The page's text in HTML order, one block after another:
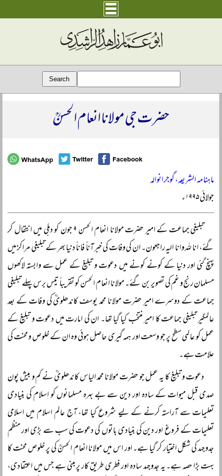
حضرت جی مولانا انعام الحسنؒ
ماہنامہ الشریعہ، گوجرانوالہ
جولائی ۱۹۹۵ء
تبلیغی جماعت کے امیر حضرت مولانا انعام الحسن ۹ جون کو دہلی میں انتقال کر
گئے، انا للہ وانا الیہ راجعون۔ ان کی وفات کی خبر آناً فاناً دنیا بھر کے تبلیغی مراکز میں
پہنچ گئی اور دنیا کے کونے کونے میں دعوت و تبلیغ کے عمل سے وابستہ لاکھوں
مسلمان رنج و غم کی تصویر بن گئے۔ مولانا انعام الحسن کو تقریباً تیس برس پہلے تبلیغی
جماعت کے دوسرے امیر حضرت مولانا محمد یوسف کاندھلویؒ کی وفات کے بعد
عالمگیر تبلیغی جماعت کا امیر منتخب کیا گیا تھا۔ ان کی امارت میں دعوت و تبلیغ کے
عمل کو عالمی سطح پر جو وسعت اور ہمہ گیری حاصل ہوئی وہ ان کے خلوص و محنت کی
علامت ہے۔
دعوت و تبلیغ کا یہ عمل جو حضرت مولانا محمد الیاس کاندھلویؒ نے کم و بیش پون
صدی قبل میوات کے سادہ اور دین سے بے بہرہ مسلمانوں کو اسلام کی بنیادی
تعلیمات سے آراستہ کرنے کے لیے شروع کیا تھا، آج عالم اسلام میں اسلامی
تعلیمات کے فروغ اور دین کی بنیادی باتوں کی دعوت کی سب سے بڑی اور منظم
جدوجہد کی شکل اختیار کر گیا ہے۔ اور اس میں مولانا انعام الحسنؒ کی پر خلوص محنت کا
بہت بڑا حصہ ہے۔ یہ جدوجہد سادہ اور فطری طریق کار پر مبنی ہے جس میں اعتقادی،